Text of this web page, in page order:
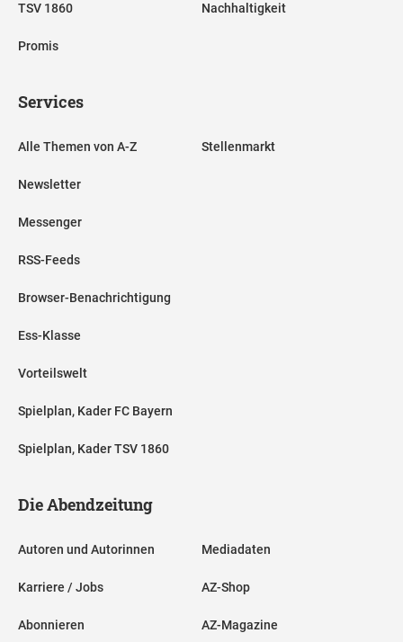
TSV 1860
Promis
Nachhaltigkeit
Services
Alle Themen von A-Z
Newsletter
Messenger
RSS-Feeds
Browser-Benachrichtigung
Ess-Klasse
Vorteilswelt
Spielplan, Kader FC Bayern
Spielplan, Kader TSV 1860
Stellenmarkt
Die Abendzeitung
Autoren und Autorinnen
Karriere / Jobs
Abonnieren
Mediadaten
AZ-Shop
AZ-Magazine